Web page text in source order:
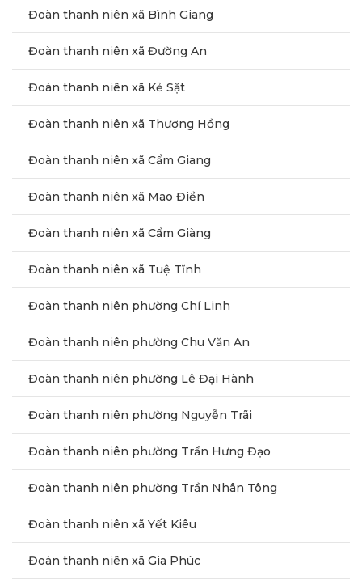
Đoàn thanh niên xã Bình Giang
Đoàn thanh niên xã Đường An
Đoàn thanh niên xã Kẻ Sặt
Đoàn thanh niên xã Thượng Hồng
Đoàn thanh niên xã Cẩm Giang
Đoàn thanh niên xã Mao Điền
Đoàn thanh niên xã Cẩm Giàng
Đoàn thanh niên xã Tuệ Tĩnh
Đoàn thanh niên phường Chí Linh
Đoàn thanh niên phường Chu Văn An
Đoàn thanh niên phường Lê Đại Hành
Đoàn thanh niên phường Nguyễn Trãi
Đoàn thanh niên phường Trần Hưng Đạo
Đoàn thanh niên phường Trần Nhân Tông
Đoàn thanh niên xã Yết Kiêu
Đoàn thanh niên xã Gia Phúc